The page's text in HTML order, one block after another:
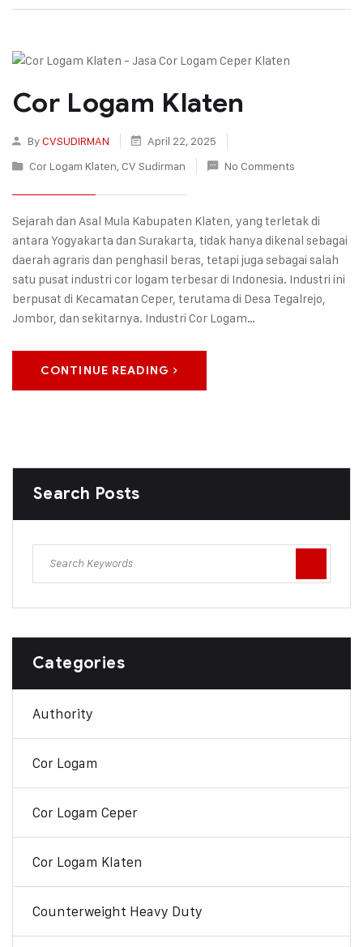
Cor Logam Klaten
ByCVSUDIRMAN
April 22, 2025
Cor Logam Klaten, CV Sudirman No Comments
Sejarah dan Asal Mula Kabupaten Klaten, yang terletak di
antara Yogyakarta dan Surakarta, tidak hanya dikenal sebagai
daerah agraris dan penghasil beras, tetapi juga sebagai salah
satu pusat industri cor logam terbesar di Indonesia. Industri ini
berpusat di Kecamatan Ceper, terutama di Desa Tegalrejo,
Jombor, dan sekitarnya. Industri Cor Logam…
CONTINUE READING
Search Posts
Categories
Authority
Cor Logam
Cor Logam Ceper
Cor Logam Klaten
Counterweight Heavy Duty